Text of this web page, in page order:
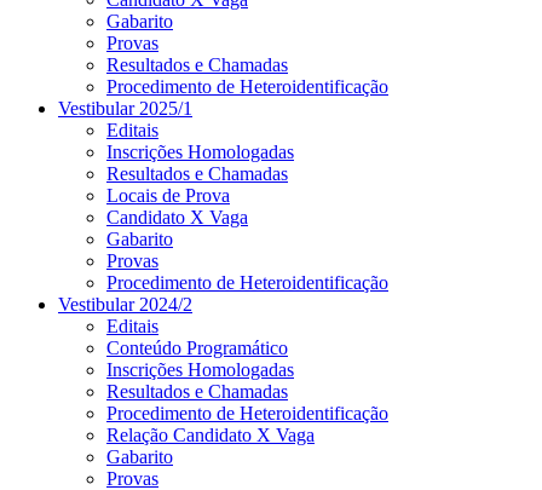
Gabarito
Provas
Resultados e Chamadas
Procedimento de Heteroidentificação
Vestibular 2025/1
Editais
Inscrições Homologadas
Resultados e Chamadas
Locais de Prova
Candidato X Vaga
Gabarito
Provas
Procedimento de Heteroidentificação
Vestibular 2024/2
Editais
Conteúdo Programático
Inscrições Homologadas
Resultados e Chamadas
Procedimento de Heteroidentificação
Relação Candidato X Vaga
Gabarito
Provas